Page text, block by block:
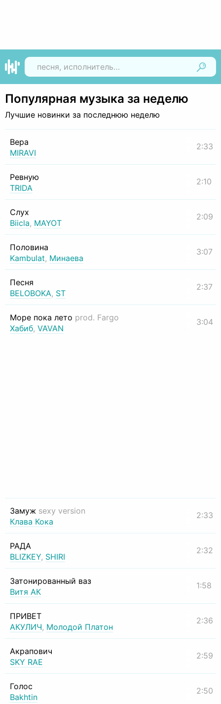
Популярная музыка за неделю
Лучшие новинки за последнюю неделю
Вера
MIRAVI
2:33
Ревную
TRIDA
2:10
Слух
Biicla, MAYOT
2:09
Половина
Kambulat, Минаева
3:07
Песня
BELOBOKA, ST
2:37
Море пока лето prod. Fargo
Хабиб, VAVAN
3:04
Замуж sexy version
Клава Кока
2:33
РАДА
BLIZKEY, SHIRI
2:32
Затонированный ваз
Витя АК
1:58
ПРИВЕТ
АКУЛИЧ, Молодой Платон
2:36
Акрапович
SKY RAE
2:59
Голос
Bakhtin
2:50